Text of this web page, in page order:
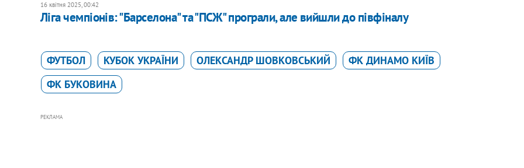
16 квітня 2025, 00:42
Ліга чемпіонів: "Барселона" та "ПСЖ" програли, але вийшли до півфіналу
ФУТБОЛ КУБОК УКРАЇНИ ОЛЕКСАНДР ШОВКОВСЬКИЙ
ФК ДИНАМО КИЇВ
ФК БУКОВИНА
РЕКЛАМА